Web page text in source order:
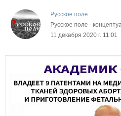
Русское поле
Русское поле -
11 декабря 2020 г. 11:01